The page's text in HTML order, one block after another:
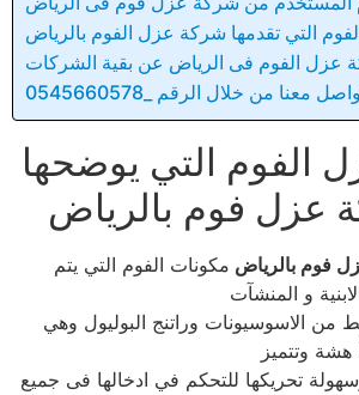
التي تقدمها شركة عزل الفوم بالرياض
عزل الفوم فى الرياض عن بقية الشركات
معنا من خلال الرقم _0545660578
الفوم التي يوضحها
عزل فوم بالرياض
فوم بالرياض مكونات الفوم التي يتم
و المنشآت
من الاسوسيونات وراتنج البوليول وهي
وتتميز
تحريكها للتحكم في ادخالها فى جميع